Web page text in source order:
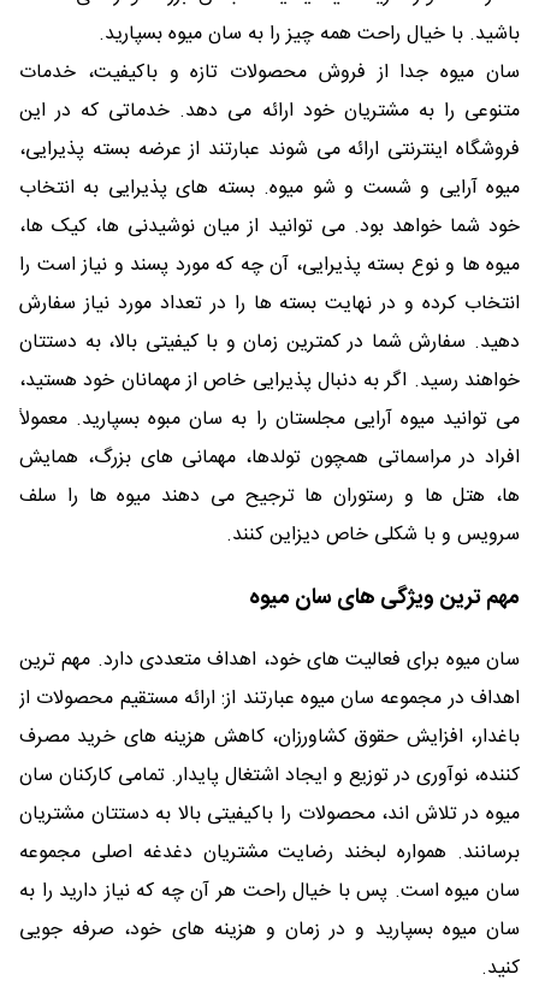
باشید. با خیال راحت همه چیز را به سان میوه بسپارید.
سان میوه جدا از فروش محصولات تازه و باکیفیت، خدمات
متنوعی را به مشتریان خود ارائه می دهد. خدماتی که در این
فروشگاه اینترنتی ارائه می شوند عبارتند از عرضه بسته پذیرایی،
میوه آرایی و شست و شو میوه. بسته های پذیرایی به انتخاب
خود شما خواهد بود. می توانید از میان نوشیدنی ها، کیک ها،
میوه ها و نوع بسته پذیرایی، آن چه که مورد پسند و نیاز است را
انتخاب کرده و در نهایت بسته ها را در تعداد مورد نیاز سفارش
دهید. سفارش شما در کمترین زمان و با کیفیتی بالا، به دستتان
خواهند رسید. اگر به دنبال پذیرایی خاص از مهمانان خود هستید،
می توانید میوه آرایی مجلستان را به سان مبوه بسپارید. معمولاً
افراد در مراسماتی همچون تولدها، مهمانی های بزرگ، همایش
ها، هتل ها و رستوران ها ترجیح می دهند میوه ها را سلف
سرویس و با شکلی خاص دیزاین کنند.
مهم ترین ویژگی های سان میوه
سان میوه برای فعالیت های خود، اهداف متعددی دارد. مهم ترین
اهداف در مجموعه سان میوه عبارتند از: ارائه مستقیم محصولات از
باغدار، افزایش حقوق کشاورزان، کاهش هزینه های خرید مصرف
کننده، نوآوری در توزیع و ایجاد اشتغال پایدار. تمامی کارکنان سان
میوه در تلاش اند، محصولات را باکیفیتی بالا به دستتان مشتریان
برسانند. همواره لبخند رضایت مشتریان دغدغه اصلی مجموعه
سان میوه است. پس با خیال راحت هر آن چه که نیاز دارید را به
سان میوه بسپارید و در زمان و هزینه های خود، صرفه جویی
کنید.